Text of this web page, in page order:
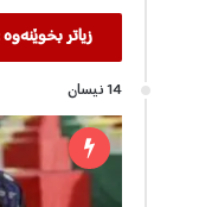
زیاتر
14 نیسان